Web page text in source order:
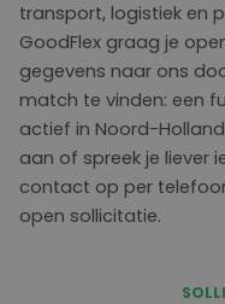
transport, logistiek en
GoodFlex graag je
gegevens naar ons
match te vinden: een
actief in Noord-
aan of spreek je liever
contact op per
open sollicitatie.